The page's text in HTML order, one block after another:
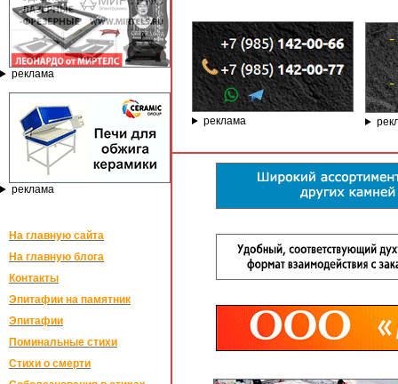
реклама
реклама
На главную сайта
На главную блога
Контакты
Эпитафии на памятник
Эпитафии
Поминальные стихи
Стихи о смерти
реклама